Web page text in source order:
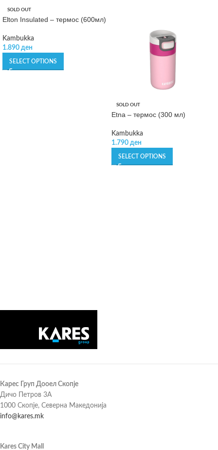
SOLD OUT
Elton Insulated – термос (600мл)
Kambukka
1.890 ден
SELECT OPTIONS
SOLD OUT
Etna – термос (300 мл)
Kambukka
1.790 ден
SELECT OPTIONS
Карес Груп Дооел Скопје
Дичо Петров 3А
1000 Скопје, Северна Македонија
info@kares.mk
Kares City Mall